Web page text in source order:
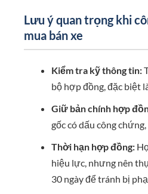
Lưu ý quan trọng khi
mua bán xe
Kiểm tra kỹ thông tin:
bộ hợp đồng, đặc biệt
Giữ bản chính hợp
gốc có dấu công
Thời hạn hợp đồng:
hiệu lực, nhưng nên
30 ngày để tránh bị